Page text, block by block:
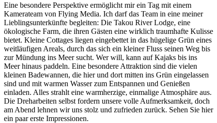
Eine besondere Perspektive ermöglicht mir ein Tag mit einem
Kamerateam von Flying Media. Ich darf das Team in eine meiner
Lieblingsunterkünfte begleiten: Die Takou River Lodge, eine
ökologische Farm, die ihren Gästen eine wirklich traumhafte Kulisse
bietet. Kleine Cottages liegen eingebettet in das hügelige Grün eines
weitläufigen Areals, durch das sich ein kleiner Fluss seinen Weg bis
zur Mündung ins Meer sucht. Wer will, kann auf Kajaks bis ins
Meer hinaus paddeln. Eine besondere Attraktion sind die vielen
kleinen Badewannen, die hier und dort mitten ins Grün eingelassen
sind und mit warmen Wasser zum Entspannen und Genießen
einladen. Alles strahlt eine warmherzige, einmalige Atmosphäre aus.
Die Dreharbeiten selbst fordern unsere volle Aufmerksamkeit, doch
am Abend lehnen wir uns stolz und zufrieden zurück. Sehen Sie hier
ein paar erste Impressionen.